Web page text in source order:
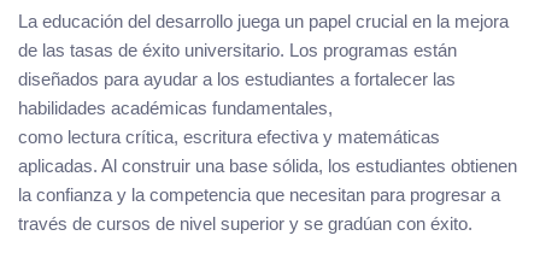
La educación del desarrollo juega un papel crucial en la mejora
de las tasas de éxito universitario. Los programas están
diseñados para ayudar a los estudiantes a fortalecer las
habilidades académicas fundamentales,
como lectura crítica, escritura efectiva y matemáticas
aplicadas. Al construir una base sólida, los estudiantes obtienen
la confianza y la competencia que necesitan para progresar a
través de cursos de nivel superior y se gradúan con éxito.